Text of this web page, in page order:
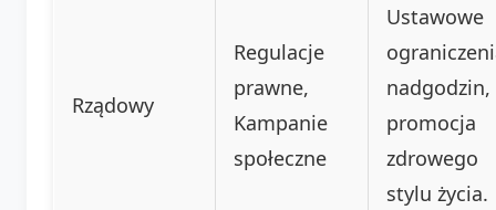
Rządowy
Regulacje
prawne,
Kampanie
społeczne
Ustawowe
nadgodzin,
promocja
zdrowego
stylu życia.